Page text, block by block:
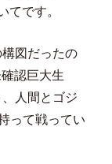
てです。
図だったの
認巨大生
人間とゴジ
って戦ってい